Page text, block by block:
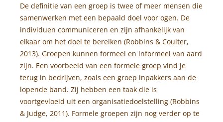
De definitie van een groep is twee of meer mensen die
samenwerken met een bepaald doel voor ogen. De
individuen communiceren en zijn afhankelijk van
elkaar om het doel te bereiken (Robbins & Coulter,
2013). Groepen kunnen formeel en informeel van aard
zijn. Een voorbeeld van een formele groep vind je
terug in bedrijven, zoals een groep inpakkers aan de
lopende band. Zij hebben een taak die is
voortgevloeid uit een organisatiedoelstelling (Robbins
& Judge, 2011). Formele groepen zijn nog verder op te